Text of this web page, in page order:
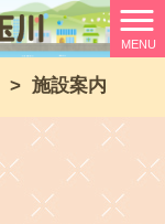
MENU
> 施設案内